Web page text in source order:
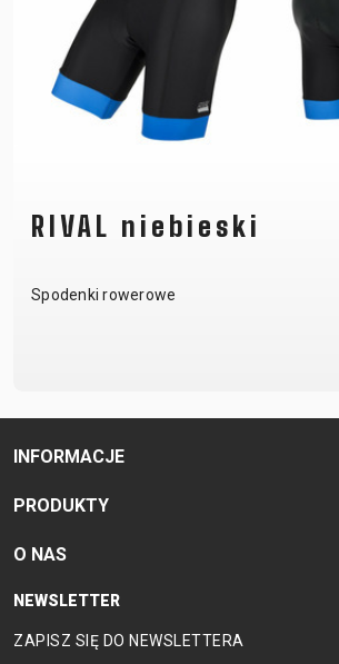
RIVAL niebieski
Spodenki rowerowe
INFORMACJE
PRODUKTY
O NAS
NEWSLETTER
ZAPISZ SIĘ DO NEWSLETTERA